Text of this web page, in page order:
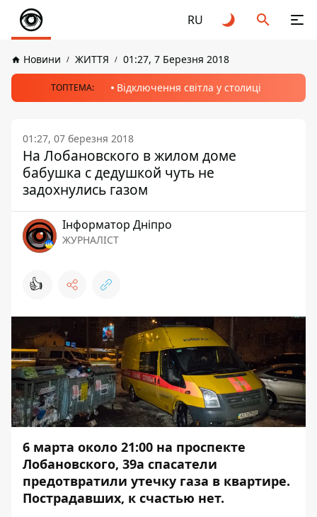
RU
Новини ЖИТТЯ 01:27, 7 Березня 2018
ТОПТЕМА: Відключення світла у столиці
01:27, 07 березня 2018
На Лобановского в жилом доме
бабушка с дедушкой чуть не
задохнулись газом
Інформатор Дніпро
ЖУРНАЛІСТ
👍
6 марта около 21:00 на проспекте
Лобановского, 39а спасатели
предотвратили утечку газа в квартире.
Пострадавших, к счастью нет.